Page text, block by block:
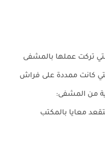
تركت عملها بالمشفى
كانت ممددة على فراش
من المشفى:
معايا بالمكتب